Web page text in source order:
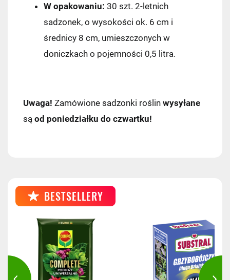
W opakowaniu: 30 szt. 2-letnich
sadzonek, o wysokości ok. 6 cm i
średnicy 8 cm, umieszczonych w
doniczkach o pojemności 0,5 litra.
Uwaga! Zamówione sadzonki roślin wysyłane
są od poniedziałku do czwartku!
BESTSELLERY